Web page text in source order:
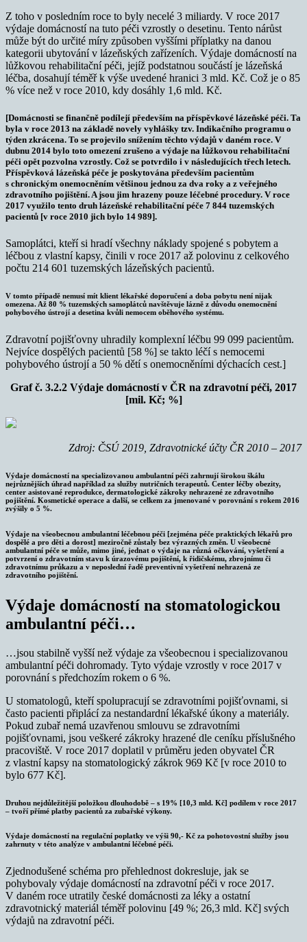
Z toho v posledním roce to byly necelé 3 miliardy. V roce 2017
výdaje domácností na tuto péči vzrostly o desetinu. Tento nárůst
může být do určité míry způsoben vyššími příplatky na danou
kategorii ubytování v lázeňských zařízeních. Výdaje domácností na
lůžkovou rehabilitační péči, jejíž podstatnou součástí je lázeňská
léčba, dosahují téměř k výše uvedené hranici 3 mld. Kč. Což je o 85
% více než v roce 2010, kdy dosáhly 1,6 mld. Kč.
[Domácnosti se finančně podílejí především na příspěvkové lázeňské péči. Ta
byla v roce 2013 na základě novely vyhlášky tzv. Indikačního programu o
týden zkrácena. To se projevilo snížením těchto výdajů v daném roce. V
dubnu 2014 bylo toto omezení zrušeno a výdaje na lůžkovou rehabilitační
péči opět pozvolna vzrostly. Což se potvrdilo i v následujících třech letech.
Příspěvková lázeňská péče je poskytována především pacientům
s chronickým onemocněním většinou jednou za dva roky a z veřejného
zdravotního pojištění. A jsou jim hrazeny pouze léčebné procedury. V roce
2017 využilo tento druh lázeňské rehabilitační péče 7 844 tuzemských
pacientů [v roce 2010 jich bylo 14 989].
Samoplátci, kteří si hradí všechny náklady spojené s pobytem a
léčbou z vlastní kapsy, činili v roce 2017 až polovinu z celkového
počtu 214 601 tuzemských lázeňských pacientů.
V tomto případě nemusí mít klient lékařské doporučení a doba pobytu není nijak
omezena. Až 80 % tuzemských samoplátců navštěvuje lázně z důvodu onemocnění
pohybového ústrojí a desetina kvůli nemocem oběhového systému.
Zdravotní pojišťovny uhradily komplexní léčbu 99 099 pacientům.
Nejvíce dospělých pacientů [58 %] se takto léčí s nemocemi
pohybového ústrojí a 50 % dětí s onemocněními dýchacích cest.]
Graf č. 3.2.2 Výdaje domácností v ČR na zdravotní péči, 2017
[mil. Kč; %]
Zdroj: ČSÚ 2019, Zdravotnické účty ČR 2010 – 2017
Výdaje domácností na specializovanou ambulantní péči zahrnují širokou škálu
nejrůznějších úhrad například za služby nutričních terapeutů. Center léčby obezity,
center asistované reprodukce, dermatologické zákroky nehrazené ze zdravotního
pojištění. Kosmetické operace a další, se celkem za jmenované v porovnání s rokem 2016
zvýšily o 5 %.
Výdaje na všeobecnou ambulantní léčebnou péči [zejména péče praktických lékařů pro
dospělé a pro děti a dorost] meziročně zůstaly bez výrazných změn. U všeobecné
ambulantní péče se může, mimo jiné, jednat o výdaje na různá očkování, vyšetření a
potvrzení o zdravotním stavu k úrazovému pojištění, k řidičskému, zbrojnímu či
zdravotnímu průkazu a v neposlední řadě preventivní vyšetření nehrazená ze
zdravotního pojištění.
Výdaje domácností na stomatologickou
ambulantní péči…
…jsou stabilně vyšší než výdaje za všeobecnou i specializovanou
ambulantní péči dohromady. Tyto výdaje vzrostly v roce 2017 v
porovnání s předchozím rokem o 6 %.
U stomatologů, kteří spolupracují se zdravotními pojišťovnami, si
často pacienti připlácí za nestandardní lékařské úkony a materiály.
Pokud zubař nemá uzavřenou smlouvu se zdravotními
pojišťovnami, jsou veškeré zákroky hrazené dle ceníku příslušného
pracoviště. V roce 2017 doplatil v průměru jeden obyvatel ČR
z vlastní kapsy na stomatologický zákrok 969 Kč [v roce 2010 to
bylo 677 Kč].
Druhou nejdůležitější položkou dlouhodobě – s 19% [10,3 mld. Kč] podílem v roce 2017
– tvoří přímé platby pacientů za zubařské výkony.
Výdaje domácností na regulační poplatky ve výši 90,- Kč za pohotovostní služby jsou
zahrnuty v této analýze v ambulantní léčebné péči.
Zjednodušené schéma pro přehlednost dokresluje, jak se
pohybovaly výdaje domácností na zdravotní péči v roce 2017.
V daném roce utratily české domácnosti za léky a ostatní
zdravotnický materiál téměř polovinu [49 %; 26,3 mld. Kč] svých
výdajů na zdravotní péči.